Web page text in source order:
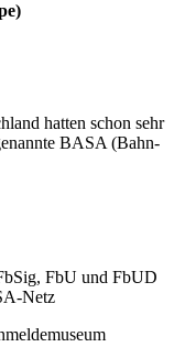
hatten schon sehr
BASA (Bahn-
FbU und FbUD
Netz